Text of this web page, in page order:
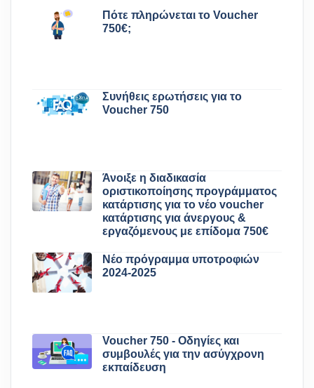
Πότε πληρώνεται το Voucher
750€;
Συνήθεις ερωτήσεις για το
Voucher 750
Άνοιξε η διαδικασία
οριστικοποίησης προγράμματος
κατάρτισης για το νέο voucher
κατάρτισης για άνεργους &
εργαζόμενους με επίδομα 750€
Νέο πρόγραμμα υποτροφιών
2024-2025
Voucher 750 - Οδηγίες και
συμβουλές για την ασύγχρονη
εκπαίδευση